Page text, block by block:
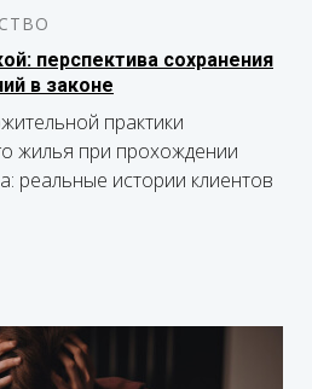
перспектива сохранения
в законе
практики
жилья при прохождении
реальные истории клиентов